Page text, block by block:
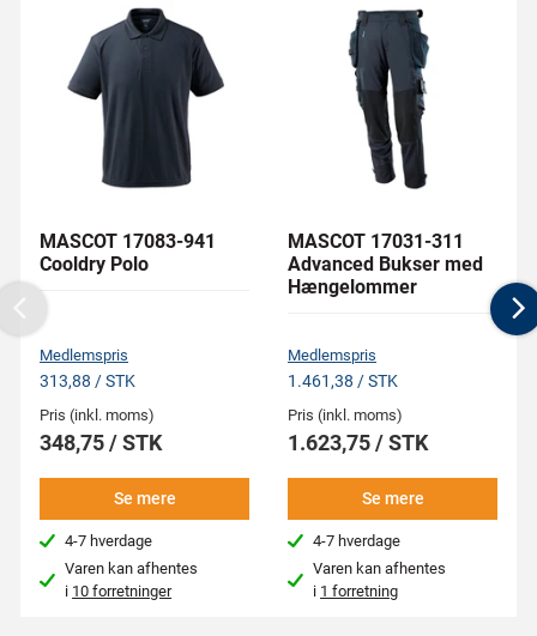
MASCOT 17083-941
Cooldry Polo
Medlemspris
313,88 / STK
Pris (inkl. moms)
348,75 / STK
Se mere
4-7 hverdage
Varen kan afhentes
i 10 forretninger
MASCOT 17031-311
Advanced Bukser med
Hængelommer
Medlemspris
1.461,38 / STK
Pris (inkl. moms)
1.623,75 / STK
Se mere
4-7 hverdage
Varen kan afhentes
i 1 forretning
Previous